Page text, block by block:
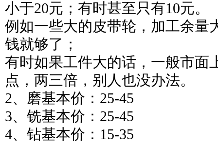
小于20元；有时甚至只有10元。
例如一些大的皮带轮，加工余量
钱就够了；
有时如果工件大的话，一般市面
点，两三倍，别人也没办法。
2、磨基本价：25-45
3、铣基本价：25-45
4、钻基本价：15-35